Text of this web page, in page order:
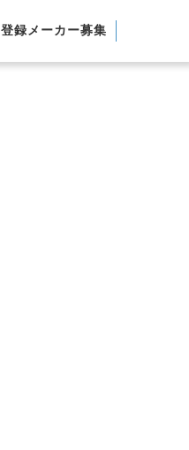
登録メーカー募集